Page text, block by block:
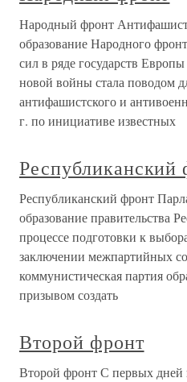
Народный фронт
образование Народного
сил в ряде государств
новой войны стала поводом
антифашистского и
г. по инициативе известных
Республиканский
Республиканский фронт
образование правительства
процессе подготовки к
заключении межпартийных
коммунистическая партия
призывом создать
Второй фронт
Второй фронт С первых дней